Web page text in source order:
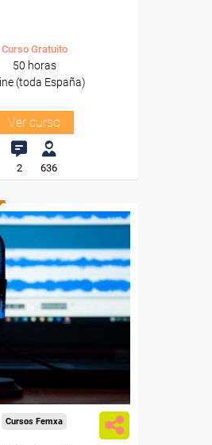
Curso Gratuito
50 horas
(toda España)
Ver curso
2 636
100%
y autónomos.
Comunicación
y Artes Gráficas.
Cursos Femxa